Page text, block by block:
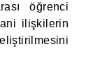
öğrenci
ilişkilerin